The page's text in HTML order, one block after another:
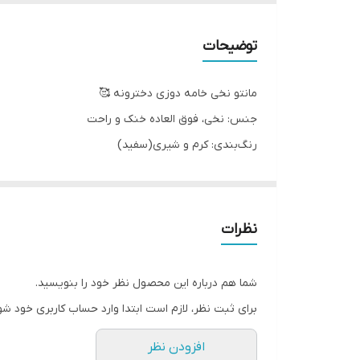
توضیحات
مانتو نخی خامه دوزی دخترونه 🥰
جنس: نخی، فوق العاده خنک و راحت
رنگ‌بندی: کرم و شیری(سفید)
سایز ۵۰: پهنا ۳۰، آستین ۳۸، قد ۶۰
سایز۵۵: پهنا ۳۱، آستین۴۰، قد ۶۷
نظرات
شما هم درباره این محصول نظر خود را بنویسید.
برای ثبت نظر، لازم است ابتدا وارد حساب کاربری خود
افزودن نظر